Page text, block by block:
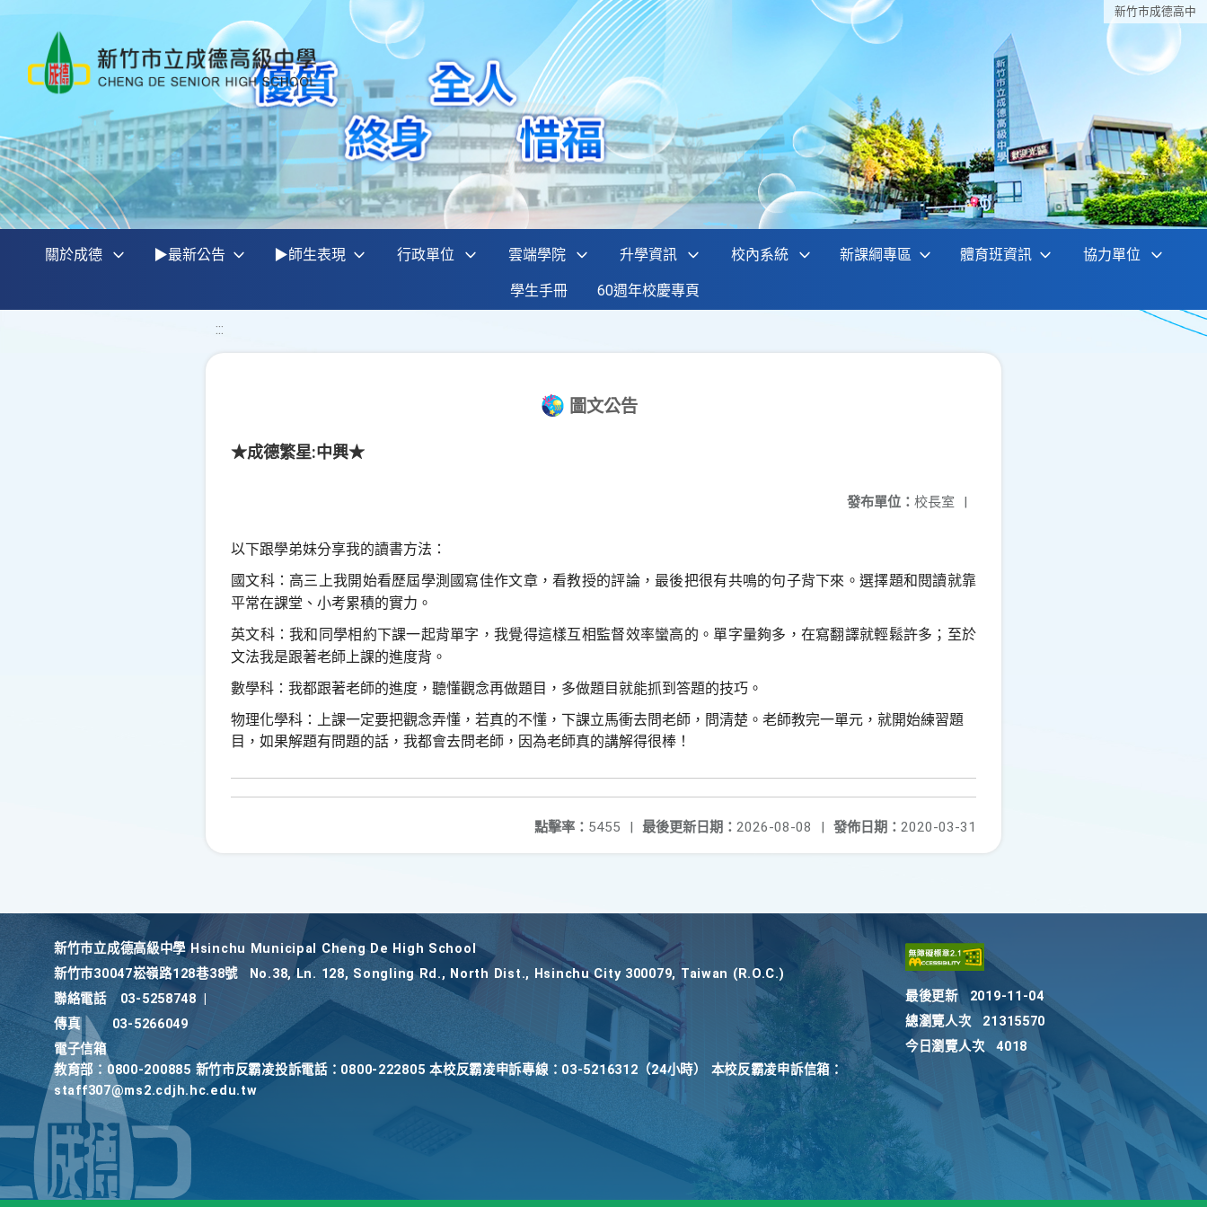
新竹巿成德高中
關於成德 ▶最新公告 ▶師生表現 行政單位 雲端學院 升學資訊 校內系統 新課綱專區 體育班資訊 協力單位
學生手冊 60週年校慶專頁
:::
圖文公告
★成德繁星:中興★
發布單位： 校長室 |
以下跟學弟妹分享我的讀書方法：
國文科：高三上我開始看歷屆學測國寫佳作文章，看教授的評論， 最後把很有共鳴的句子背下來。選擇題和閱讀就靠
平常在課堂、小考累積的實力。
英文科：我和同學相約下課一起背單字，我覺得這樣互相監督效率蠻高的。單字量夠多，在寫翻譯就輕鬆許多；至於
文法我是跟著老師上課的進度背。
數學科：我都跟著老師的進度，聽懂觀念再做題目，多做題目就能抓到答題的技巧。
物理化學科：上課一定要把觀念弄懂，若真的不懂，下課立馬衝去問老師 ， 問清楚 。 老師教完一單元，就開始練習題
目，如果解題有問題的話，我都會去問老師，因為老師真的講解得很棒！
發佈日期： 2020-03-31
最後更新日期： 2026-08-08 |
點擊率： 5455 |
新竹巿立成德高級中學 Hsinchu Municipal Cheng De High School
新竹巿30047崧嶺路128巷38號
No.38, Ln. 128, Songling Rd., North Dist., Hsinchu City 300079, Taiwan (R.O.C.)
聯絡電話
03-5258748
傳真
03-5266049
電子信箱
教育部：0800-200885 新竹市反霸凌投訴電話：0800-222805 本校反霸凌申訴專線：03-5216312（24小時） 本校反霸凌申訴信箱：
staff307@ms2.cdjh.hc.edu.tw
最後更新
2019-11-04
總瀏覽人次
21315570
今日瀏覽人次
4018